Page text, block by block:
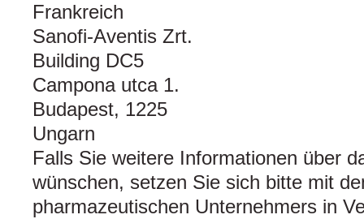
Frankreich
Sanofi-Aventis Zrt.
Building DC5
Campona utca 1.
Budapest, 1225
Ungarn
Falls Sie weitere Informationen über
wünschen, setzen Sie sich bitte mit
pharmazeutischen Unternehmers in